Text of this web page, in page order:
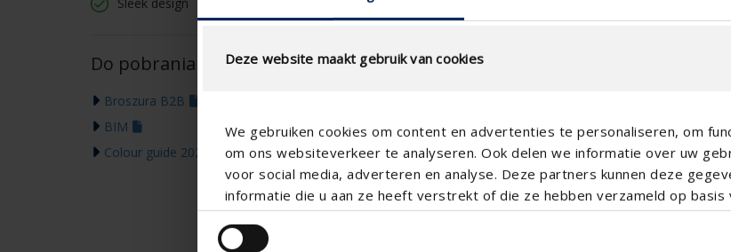
Deze website maakt gebruik van cookies
We gebruiken cookies om content en advertenties te personaliseren, om
om ons websiteverkeer te analyseren. Ook delen we informatie over uw
voor social media, adverteren en analyse. Deze partners kunnen deze
informatie die u aan ze heeft verstrekt of die ze hebben verzameld op basis
Do pobrania
Broszura B2B
BIM
Colour guide 2026